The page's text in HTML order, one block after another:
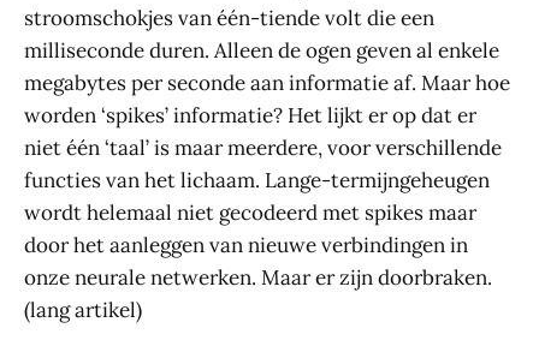
stroomschokjes van één-tiende volt die een
milliseconde duren. Alleen de ogen geven al enkele
megabytes per seconde aan informatie af. Maar hoe
worden ‘spikes’ informatie? Het lijkt er op dat er
niet één ‘taal’ is maar meerdere, voor verschillende
functies van het lichaam. Lange-termijngeheugen
wordt helemaal niet gecodeerd met spikes maar
door het aanleggen van nieuwe verbindingen in
onze neurale netwerken. Maar er zijn doorbraken.
(lang artikel)